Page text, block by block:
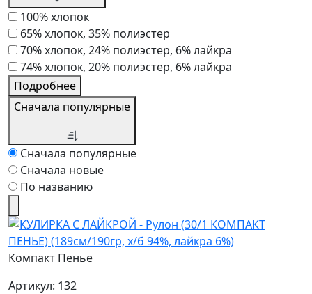
100% хлопок
65% хлопок, 35% полиэстер
70% хлопок, 24% полиэстер, 6% лайкра
74% хлопок, 20% полиэстер, 6% лайкра
Подробнее
Сначала популярные
Сначала популярные
Сначала новые
По названию
Компакт Пенье
Артикул: 132